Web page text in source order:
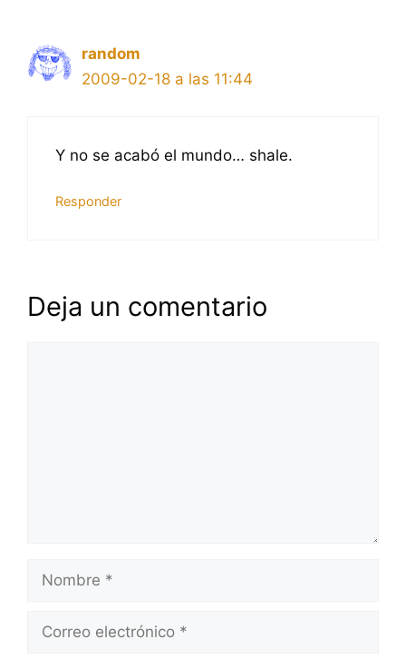
random
2009-02-18 a las 11:44
Y no se acabó el mundo… shale.
Responder
Deja un comentario
electrónico